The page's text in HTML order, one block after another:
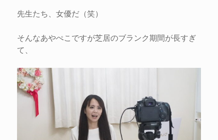
先生たち、女優だ（笑）
そんなあやぺこですが芝居のブランク期間が長すぎ
て、